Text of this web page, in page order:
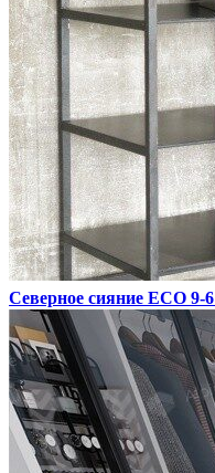
Северное сияние ECO 9-6